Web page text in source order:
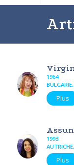
1964
Plus
1993
Plus